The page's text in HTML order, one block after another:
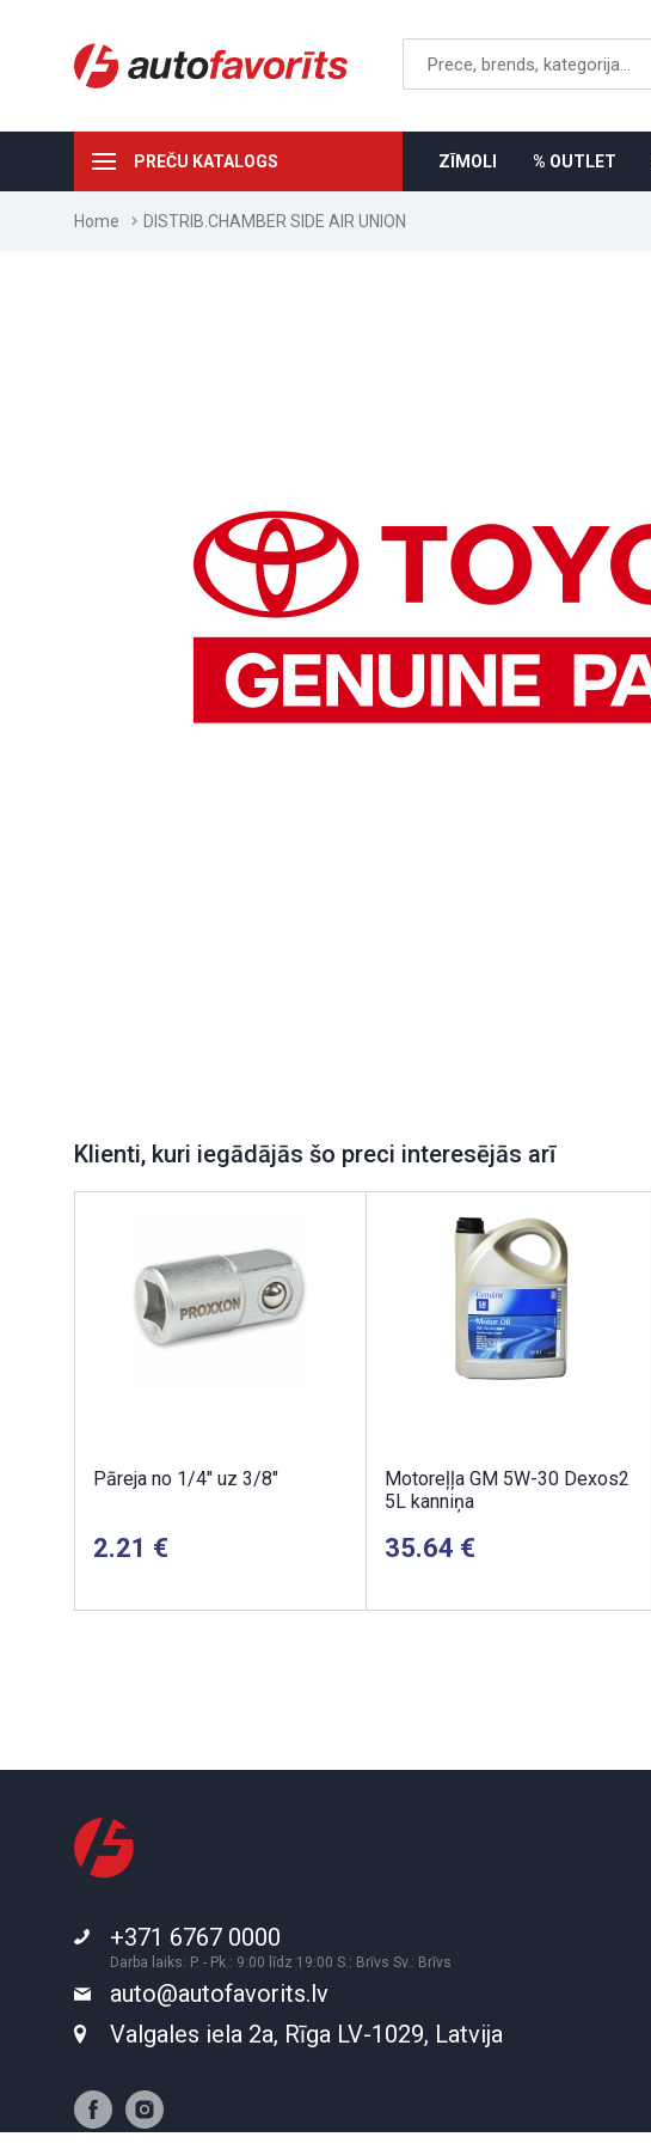
PREČU KATALOGS ZĪMOLI % OUTLET
Home DISTRIB.CHAMBER SIDE AIR UNION
Klienti, kuri iegādājās šo preci interesējās arī
Pāreja no 1/4" uz 3/8"
2.21
Motoreļļa GM 5W-30 Dexos2
5L kanniņa
35.64
+371 6767 0000
Darba laiks: P. - Pk.: 9:00 līdz 19:00 S.: Brīvs Sv.: Brīvs
auto@autofavorits.lv
Valgales iela 2a, Rīga LV-1029, Latvija